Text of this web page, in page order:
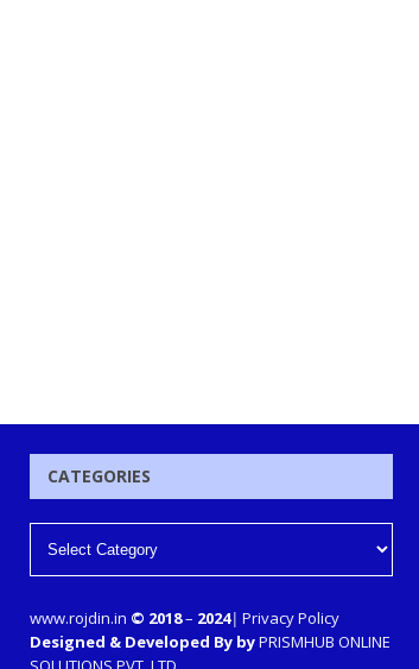
CATEGORIES
www.rojdin.in © 2018– 2024| Privacy Policy
Designed & Developed By byPRISMHUB ONLINE